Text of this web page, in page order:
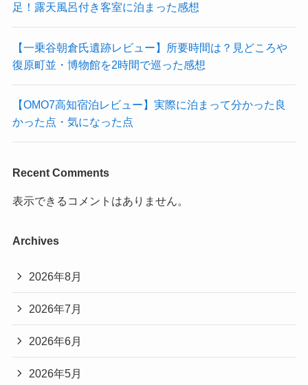
足！露天風呂付き客室に泊まった感想
【一乗谷朝倉氏遺跡レビュー】所要時間は？見どころや
復原町並・博物館を2時間で巡った感想
【OMO7高知宿泊レビュー】実際に泊まって分かった良
かった点・気になった点
Recent Comments
表示できるコメントはありません。
Archives
2026年8月
2026年7月
2026年6月
2026年5月